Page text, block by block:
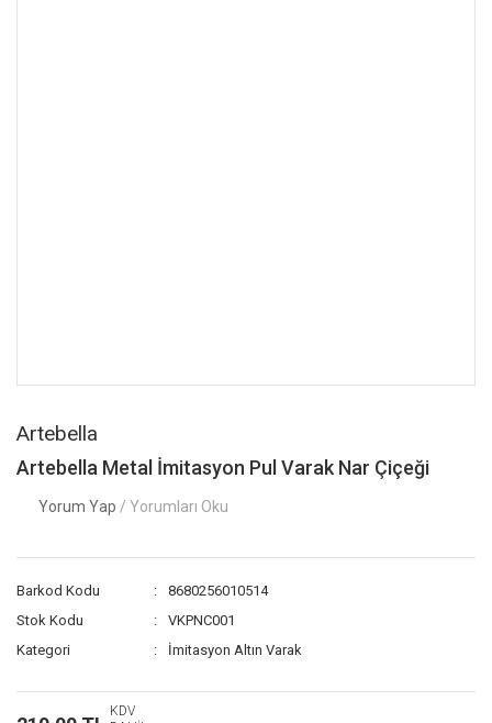
Artebella
Artebella Metal İmitasyon Pul Varak Nar Çiçeği
Yorum Yap / Yorumları Oku
Barkod Kodu
8680256010514
Stok Kodu
VKPNC001
Kategori
İmitasyon Altın Varak
KDV